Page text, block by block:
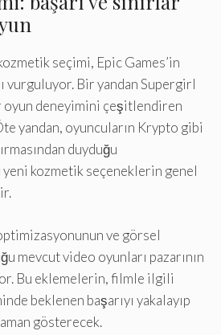
seçimi, Epic Games’in
vurguluyor. Bir yandan Supergirl
oyun deneyimini çeşitlendiren
yandan, oyuncuların Krypto gibi
duyduğu
kozmetik seçeneklerin genel
ve görsel
mevcut video oyunları pazarının
Bu eklemelerin, filmle ilgili
beklenen başarıyı yakalayıp
gösterecek.